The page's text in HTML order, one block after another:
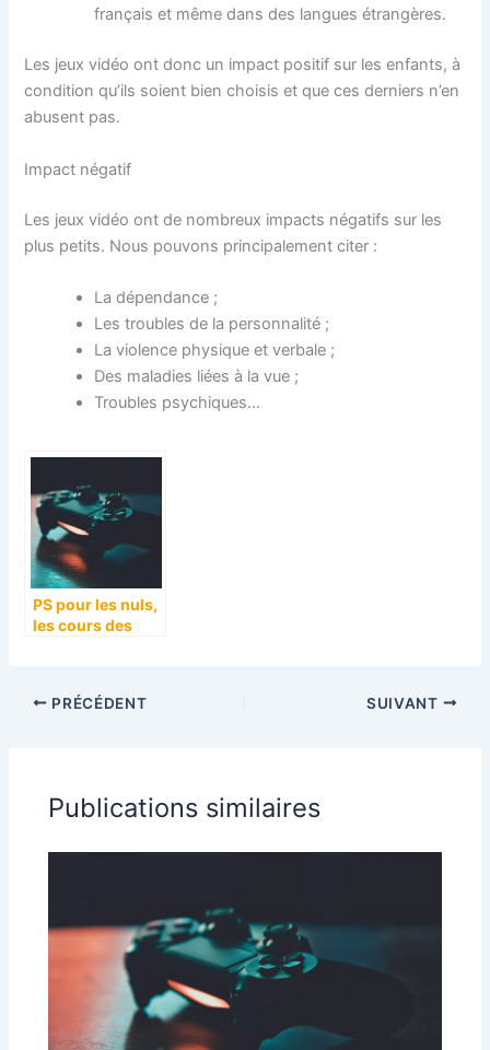
français et même dans des langues étrangères.
Les jeux vidéo ont donc un impact positif sur les enfants, à
condition qu’ils soient bien choisis et que ces derniers n’en
abusent pas.
Impact négatif
Les jeux vidéo ont de nombreux impacts négatifs sur les
plus petits. Nous pouvons principalement citer :
La dépendance ;
Les troubles de la personnalité ;
La violence physique et verbale ;
Des maladies liées à la vue ;
Troubles psychiques…
PS pour les nuls,
les cours des
PRÉCÉDENT SUIVANT
Publications similaires